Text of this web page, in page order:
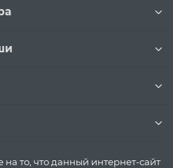
то, что данный интернет-сайт